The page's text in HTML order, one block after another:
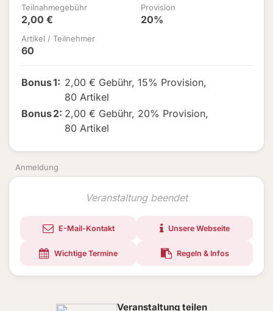
Anmeldung
Teilnahmegebühr
2,00 €
Provision
20%
Artikel / Teilnehmer
60
Bonus1: 2,00 € Gebühr, 15% Provision,
80 Artikel
Bonus2: 2,00 € Gebühr, 20% Provision,
80 Artikel
Veranstaltung beendet
E-Mail-Kontakt Unsere Webseite
Wichtige Termine Regeln & Infos
Veranstaltung teilen